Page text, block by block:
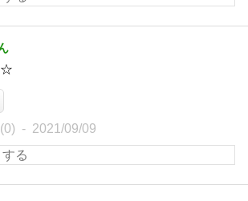
2021/09/09